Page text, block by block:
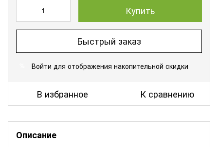
Купить
Быстрый заказ
Войти для отображения накопительной скидки
В избранное К сравнению
Описание